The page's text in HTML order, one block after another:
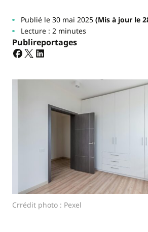
Publié le 30 mai 2025(Mis à jour le
Lecture : 2 minutes
Publireportages
Crrédit photo : Pexel